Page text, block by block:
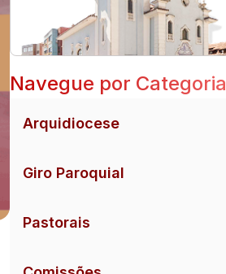
Navegue por Categoria
Arquidiocese
Giro Paroquial
Pastorais